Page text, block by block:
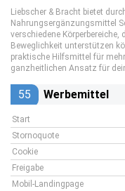
Liebscher & Bracht bietet
Nahrungsergänzungsmittel
verschiedene
Beweglichkeit unterstützen
praktische Hilfsmittel für
ganzheitlichen Ansatz für
55 Werbemittel
Start
Stornoquote
Cookie
Freigabe
Mobil-Landingpage